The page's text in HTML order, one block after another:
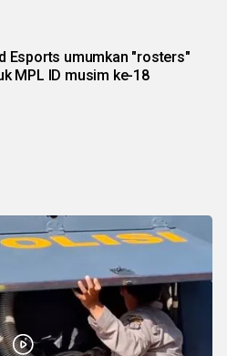
Esports umumkan "rosters"
MPL ID musim ke-18